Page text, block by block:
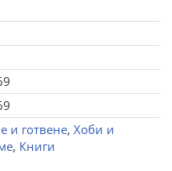
и готвене, Хоби и
, Книги